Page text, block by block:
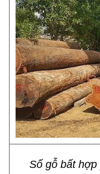
Số gỗ bất